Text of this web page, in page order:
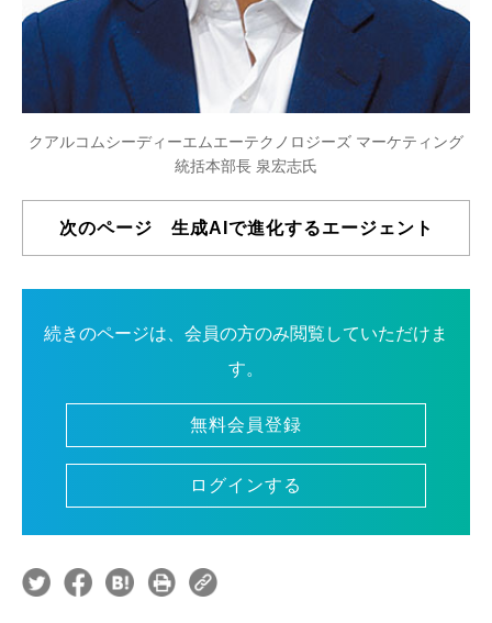
クアルコムシーディーエムエーテクノロジーズ マーケティング
統括本部長 泉宏志氏
次のページ 生成AIで進化するエージェント
続きのページは、会員の方のみ閲覧していただけま
す。
無料会員登録
ログインする